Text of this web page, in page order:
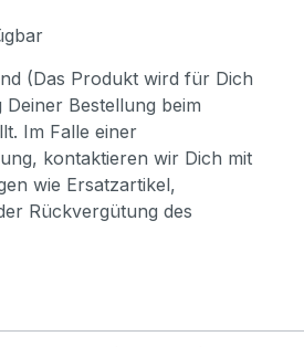
(Das Produkt wird für Dich
Bestellung beim
Im Falle einer
kontaktieren wir Dich mit
wie Ersatzartikel,
Rückvergütung des